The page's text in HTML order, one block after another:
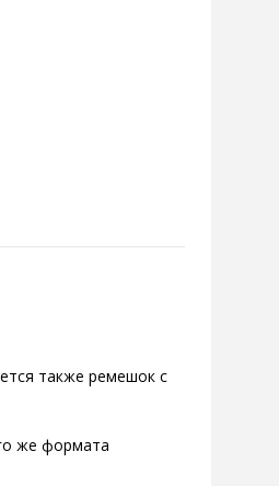
также ремешок с
же формата